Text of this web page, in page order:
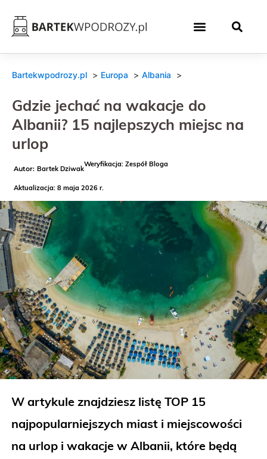
Bartekwpodrozy.pl Europa Albania
Gdzie jechać na wakacje do
Albanii? 15 najlepszych miejsc na
urlop
Bartek Dziwak
Weryfikacja: Zespół Bloga
Aktualizacja: 8 maja 2026 r.
W artykule znajdziesz listę TOP 15
najpopularniejszych miast i miejscowości
na urlop i wakacje w Albanii, które będą